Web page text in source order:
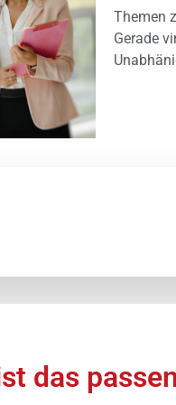
Themen
Gerade
das